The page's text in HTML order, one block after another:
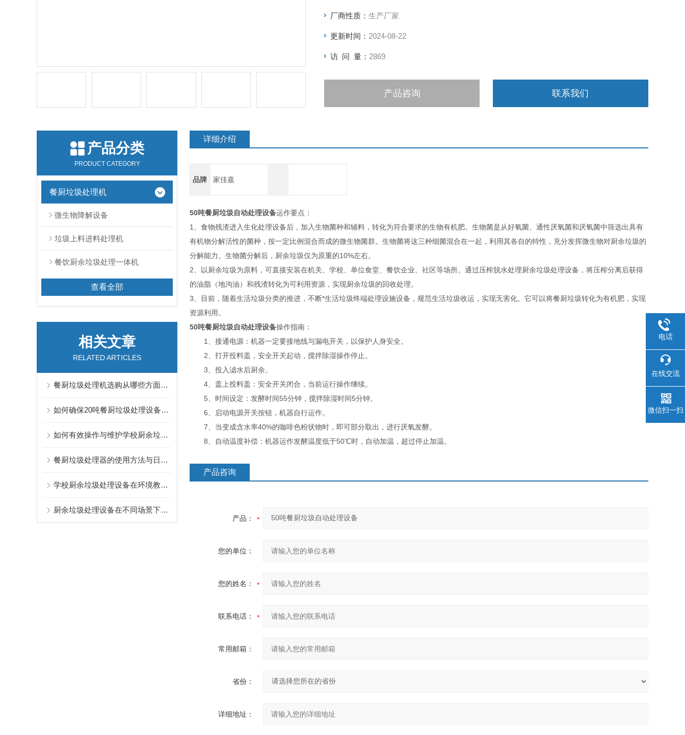
厂商性质： 生产厂家
更新时间： 2024-08-22
访 问 量： 2869
产品咨询 联系我们
产品分类
PRODUCT CATEGORY
餐厨垃圾处理机
微生物降解设备
垃圾上料进料处理机
餐饮厨余垃圾处理一体机
查看全部
相关文章
RELATED ARTICLES
餐厨垃圾处理机选购从哪些方面考虑？
如何确保20吨餐厨垃圾处理设备长期稳定运行？
如何有效操作与维护学校厨余垃圾处理设备
餐厨垃圾处理器的使用方法与日常维护指南
学校厨余垃圾处理设备在环境教育中的应用与效果
厨余垃圾处理设备在不同场景下的成功应用分享
详细介绍
品牌 家佳嘉
50吨餐厨垃圾自动处理设备运作要点：
1、食物残渣进入生化处理设备后，加入生物菌种和辅料，转化为符合要求的生物有机肥。生物菌是从好氧菌、通性厌氧菌和厌氧菌中筛选出具有
有机物分解活性的菌种，按一定比例混合而成的微生物菌群。生物菌将这三种细菌混合在一起，利用其各自的特性，充分发挥微生物对厨余垃圾的
分解能力。生物菌分解后，厨余垃圾仅为原重的10%左右。
2、以厨余垃圾为原料，可直接安装在机关、学校、单位食堂、餐饮企业、社区等场所。通过压榨脱水处理厨余垃圾处理设备，将压榨分离后获得
的油脂（地沟油）和残渣转化为可利用资源，实现厨余垃圾的回收处理。
3、目前，随着生活垃圾分类的推进，不断*生活垃圾终端处理设施设备，规范生活垃圾收运，实现无害化。它可以将餐厨垃圾转化为有机肥，实现
资源利用。
50吨餐厨垃圾自动处理设备操作指南：
1、接通电源：机器一定要接地线与漏电开关，以保护人身安全。
2、打开投料盖，安全开关起动，搅拌除湿操作停止。
3、投入滤水后厨余。
4、盖上投料盖：安全开关闭合，当前运行操作继续。
5、时间设定：发酵时间55分钟，搅拌除湿时间5分钟。
6、启动电源开关按钮，机器自行运作。
7、当变成含水率40%的咖啡色粉状物时，即可部分取出，进行厌氧发酵。
8、自动温度补偿：机器运作发酵温度低于50℃时，自动加温，超过停止加温。
产品咨询
产品：
您的单位：
您的姓名：
联系电话：
常用邮箱：
省份：
详细地址：
电话
在线交流
微信扫一扫